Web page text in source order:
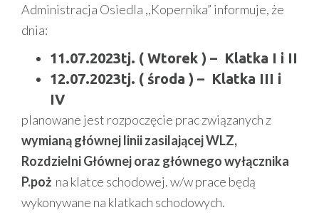
Administracja Osiedla ,,Kopernika” informuje, że
dnia:
11.07.2023tj. ( Wtorek ) – Klatka I i II
12.07.2023tj. ( środa ) – Klatka III i
IV
planowane jest rozpoczęcie prac związanych z
wymianą głównej linii zasilającej WLZ,
Rozdzielni Głównej oraz głównego wyłącznika
P.poż na klatce schodowej. w/w prace będą
wykonywane na klatkach schodowych.